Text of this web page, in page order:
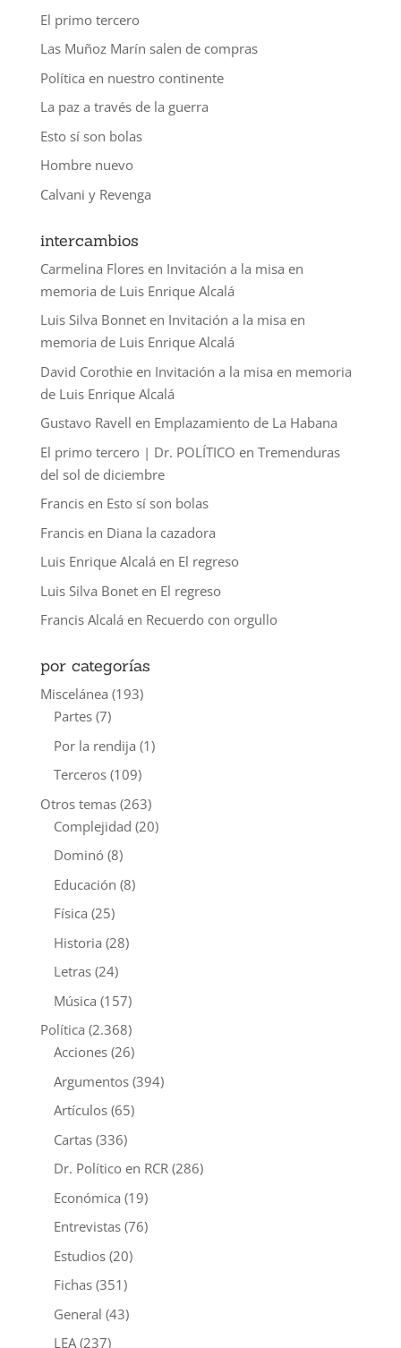
El primo tercero
Las Muñoz Marín salen de compras
Política en nuestro continente
La paz a través de la guerra
Esto sí son bolas
Hombre nuevo
Calvani y Revenga
intercambios
Carmelina Floresen Invitación a la misa en
memoria de Luis Enrique Alcalá
Luis Silva Bonneten Invitación a la misa en
memoria de Luis Enrique Alcalá
David Corothieen Invitación a la misa en memoria
de Luis Enrique Alcalá
Gustavo Ravell en Emplazamiento de La Habana
El primo tercero | Dr. POLÍTICO en Tremenduras
del sol de diciembre
Francisen Esto sí son bolas
Francisen Diana la cazadora
Luis Enrique Alcalá en El regreso
Luis Silva Boneten El regreso
Francis Alcalá en Recuerdo con orgullo
por categorías
Miscelánea (193)
Partes(7)
Por la rendija (1)
Terceros(109)
Otros temas(263)
Complejidad (20)
Dominó(8)
Educación (8)
Física (25)
Historia (28)
Letras(24)
Música (157)
Política (2.368)
Acciones(26)
Argumentos(394)
Artículos(65)
Cartas(336)
Dr. Político en RCR(286)
Económica (19)
Entrevistas(76)
Estudios(20)
Fichas(351)
General (43)
LEA(237)